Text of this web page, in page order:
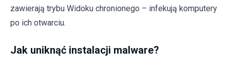
zawierają trybu Widoku chronionego – infekują komputery
po ich otwarciu.
Jak uniknąć instalacji malware?